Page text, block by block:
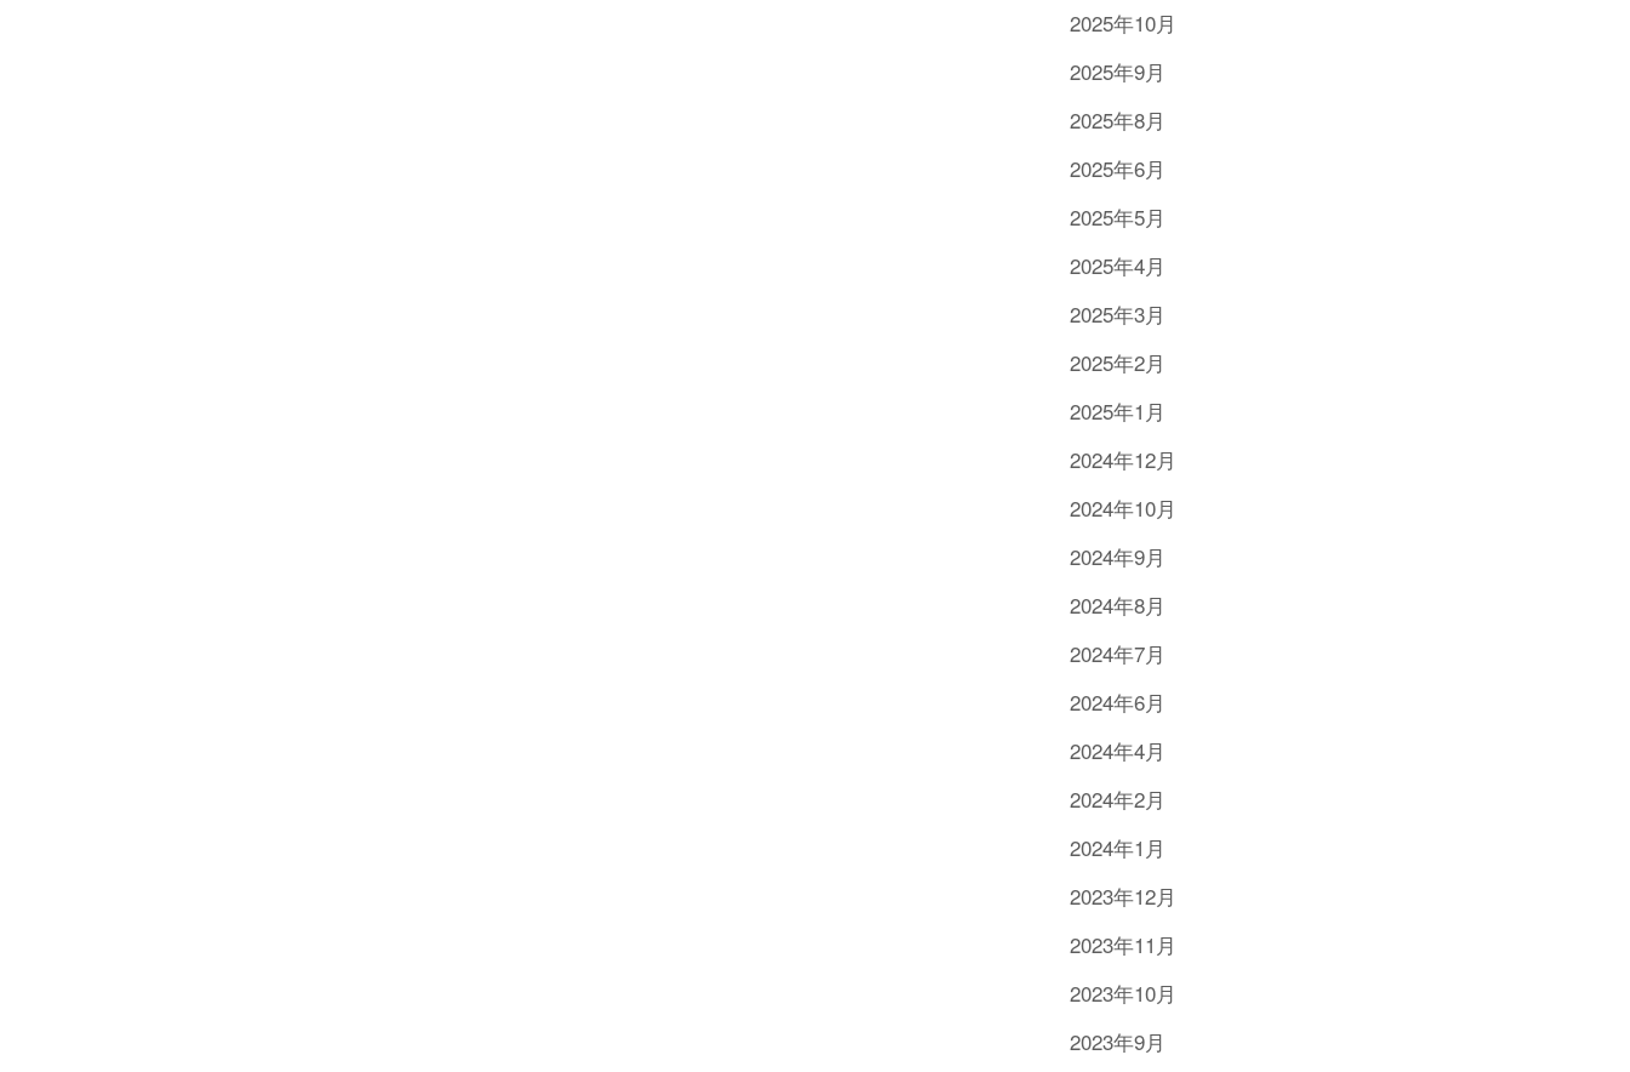
2025年10月
2025年9月
2025年8月
2025年6月
2025年5月
2025年4月
2025年3月
2025年2月
2025年1月
2024年12月
2024年10月
2024年9月
2024年8月
2024年7月
2024年6月
2024年4月
2024年2月
2024年1月
2023年12月
2023年11月
2023年10月
2023年9月